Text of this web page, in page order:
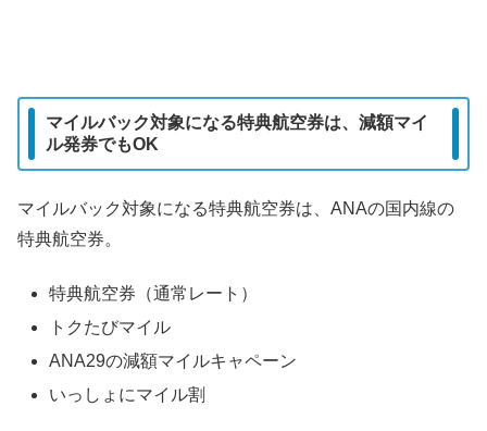
マイルバック対象になる特典航空券は、減額マイ
ル発券でもOK
マイルバック対象になる特典航空券は、ANAの国内線の
特典航空券。
特典航空券（通常レート）
トクたびマイル
ANA29の減額マイルキャペーン
いっしょにマイル割